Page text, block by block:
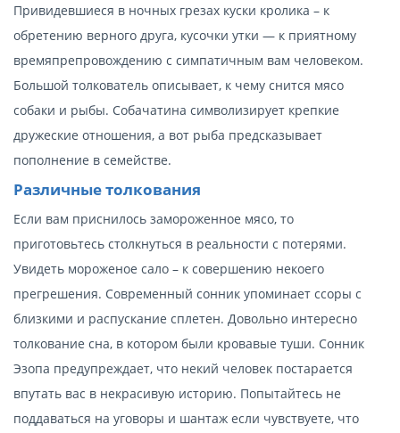
Привидевшиеся в ночных грезах куски кролика – к
обретению верного друга, кусочки утки — к приятному
времяпрепровождению с симпатичным вам человеком.
Большой толкователь описывает, к чему снится мясо
собаки и рыбы. Собачатина символизирует крепкие
дружеские отношения, а вот рыба предсказывает
пополнение в семействе.
Различные толкования
Если вам приснилось замороженное мясо, то
приготовьтесь столкнуться в реальности с потерями.
Увидеть мороженое сало – к совершению некоего
прегрешения. Современный сонник упоминает ссоры с
близкими и распускание сплетен. Довольно интересно
толкование сна, в котором были кровавые туши. Сонник
Эзопа предупреждает, что некий человек постарается
впутать вас в некрасивую историю. Попытайтесь не
поддаваться на уговоры и шантаж если чувствуете, что